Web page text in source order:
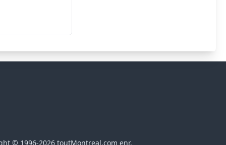
© 1996-2026 toutMontreal.com enr.